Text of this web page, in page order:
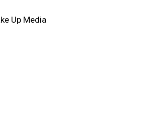
Up Media